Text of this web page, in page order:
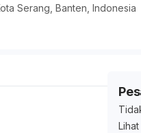
Serang, Banten, Indonesia